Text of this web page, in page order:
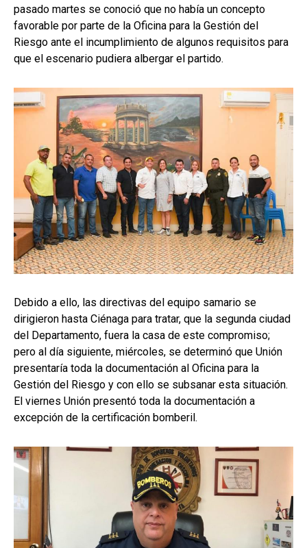
pasado martes se conoció que no había un concepto
favorable por parte de la Oficina para la Gestión del
Riesgo ante el incumplimiento de algunos requisitos para
que el escenario pudiera albergar el partido.
Debido a ello, las directivas del equipo samario se
dirigieron hasta Ciénaga para tratar, que la segunda ciudad
del Departamento, fuera la casa de este compromiso;
pero al día siguiente, miércoles, se determinó que Unión
presentaría toda la documentación al Oficina para la
Gestión del Riesgo y con ello se subsanar esta situación.
El viernes Unión presentó toda la documentación a
excepción de la certificación bomberil.